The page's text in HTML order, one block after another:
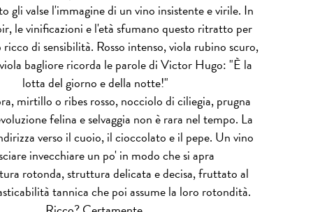
gli valse l'immagine di un vino insistente e virile. In
le vinificazioni e l'età sfumano questo ritratto per
di sensibilità. Rosso intenso, viola rubino scuro,
bagliore ricorda le parole di Victor Hugo: "È la
lotta del giorno e della notte!"
mirtillo o ribes rosso, nocciolo di ciliegia, prugna
felina e selvaggia non è rara nel tempo. La
verso il cuoio, il cioccolato e il pepe. Un vino
invecchiare un po' in modo che si apra
rotonda, struttura delicata e decisa, fruttato al
tannica che poi assume la loro rotondità.